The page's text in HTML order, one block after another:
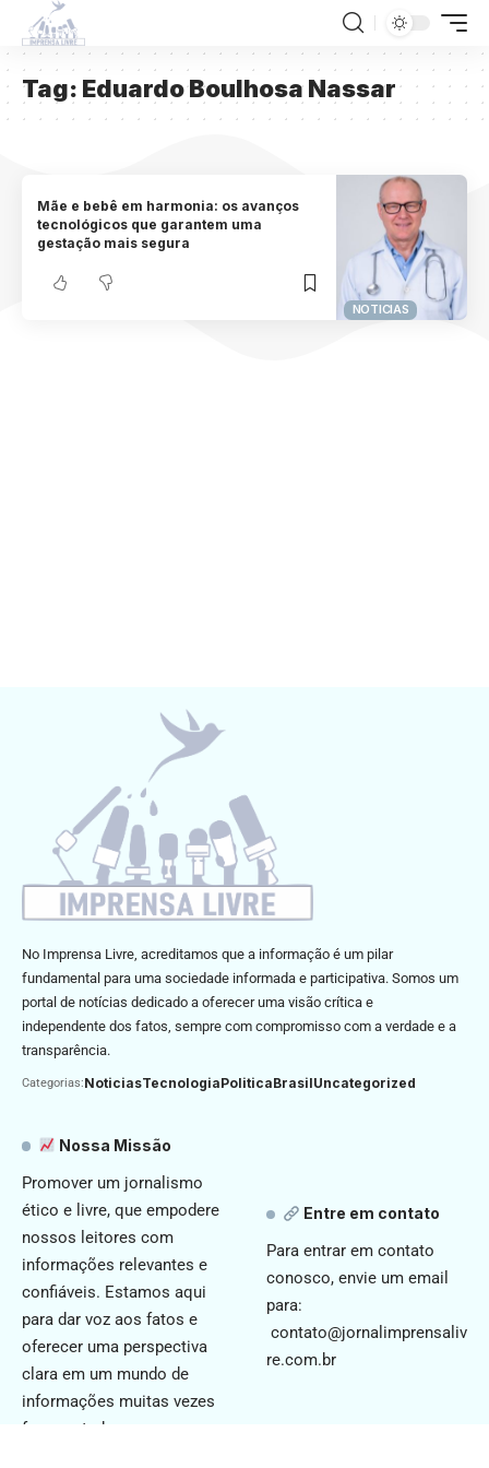
Tag: Eduardo Boulhosa Nassar
NOTICIAS
Mãe e bebê em harmonia: os avanços
tecnológicos que garantem uma
gestação mais segura
No Imprensa Livre, acreditamos que a informação é um pilar
fundamental para uma sociedade informada e participativa. Somos um
portal de notícias dedicado a oferecer uma visão crítica e
independente dos fatos, sempre com compromisso com a verdade e a
transparência.
Categorias:NoticiasTecnologiaPoliticaBrasilUncategorized
Nossa Missão
Promover um jornalismo
ético e livre, que empodere
nossos leitores com
informações relevantes e
confiáveis. Estamos aqui
para dar voz aos fatos e
oferecer uma perspectiva
clara em um mundo de
informações muitas vezes
fragmentadas.
Entre em contato
Para entrar em contato
conosco, envie um email
para:
contato@jornalimprensaliv
re.com.br